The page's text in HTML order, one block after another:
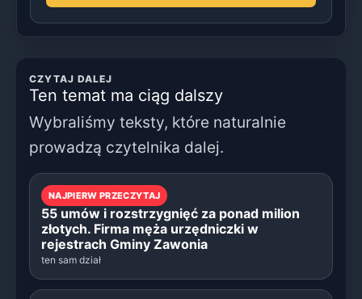
CZYTAJ DALEJ
Ten temat ma ciąg dalszy
Wybraliśmy teksty, które naturalnie
prowadzą czytelnika dalej.
NAJPIERW PRZECZYTAJ
55 umów i rozstrzygnięć za ponad milion
złotych. Firma męża urzędniczki w
rejestrach Gminy Zawonia
ten sam dział